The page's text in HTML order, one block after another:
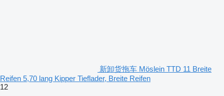
新卸货拖车 Möslein TTD 11 Breite
Reifen 5,70 lang Kipper Tieflader, Breite Reifen
12